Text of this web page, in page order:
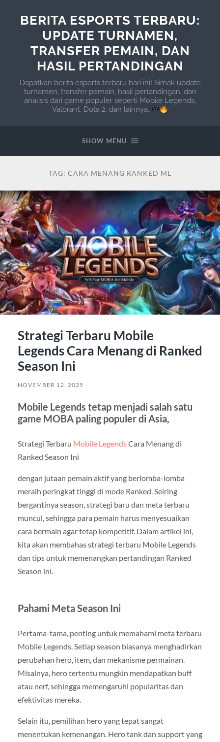
BERITA ESPORTS TERBARU:
UPDATE TURNAMEN,
TRANSFER PEMAIN, DAN
HASIL PERTANDINGAN
Dapatkan berita esports terbaru hari ini! Simak update
turnamen, transfer pemain, hasil pertandingan, dan
analisis dari game populer seperti Mobile Legends,
Valorant, Dota 2, dan lainnya.
SHOW MENU
TAG: CARA MENANG RANKED ML
Strategi Terbaru Mobile
Legends Cara Menang di Ranked
Season Ini
NOVEMBER 12, 2025
Mobile Legends tetap menjadi salah satu
game MOBA paling populer di Asia,
Strategi Terbaru Mobile LegendsCara Menang di
Ranked Season Ini
dengan jutaan pemain aktif yang berlomba-lomba
meraih peringkat tinggi di mode Ranked. Seiring
bergantinya season, strategi baru dan meta terbaru
muncul, sehingga para pemain harus menyesuaikan
cara bermain agar tetap kompetitif. Dalam artikel ini,
kita akan membahas strategi terbaru Mobile Legends
dan tips untuk memenangkan pertandingan Ranked
Season ini.
Pahami Meta Season Ini
Pertama-tama, penting untuk memahami meta terbaru
Mobile Legends. Setiap season biasanya menghadirkan
perubahan hero, item, dan mekanisme permainan.
Misalnya, hero tertentu mungkin mendapatkan buff
atau nerf, sehingga memengaruhi popularitas dan
efektivitas mereka.
Selain itu, pemilihan hero yang tepat sangat
menentukan kemenangan. Hero tank dan support yang